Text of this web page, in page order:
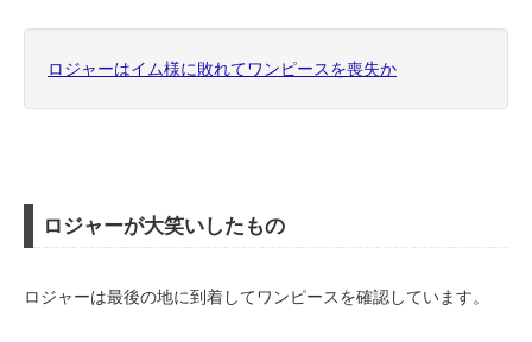
ロジャーはイム様に敗れてワンピースを喪失か
ロジャーが大笑いしたもの
ロジャーは最後の地に到着してワンピースを確認しています。